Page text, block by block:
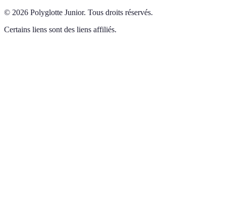
© 2026 Polyglotte Junior. Tous droits réservés.
Certains liens sont des liens affiliés.